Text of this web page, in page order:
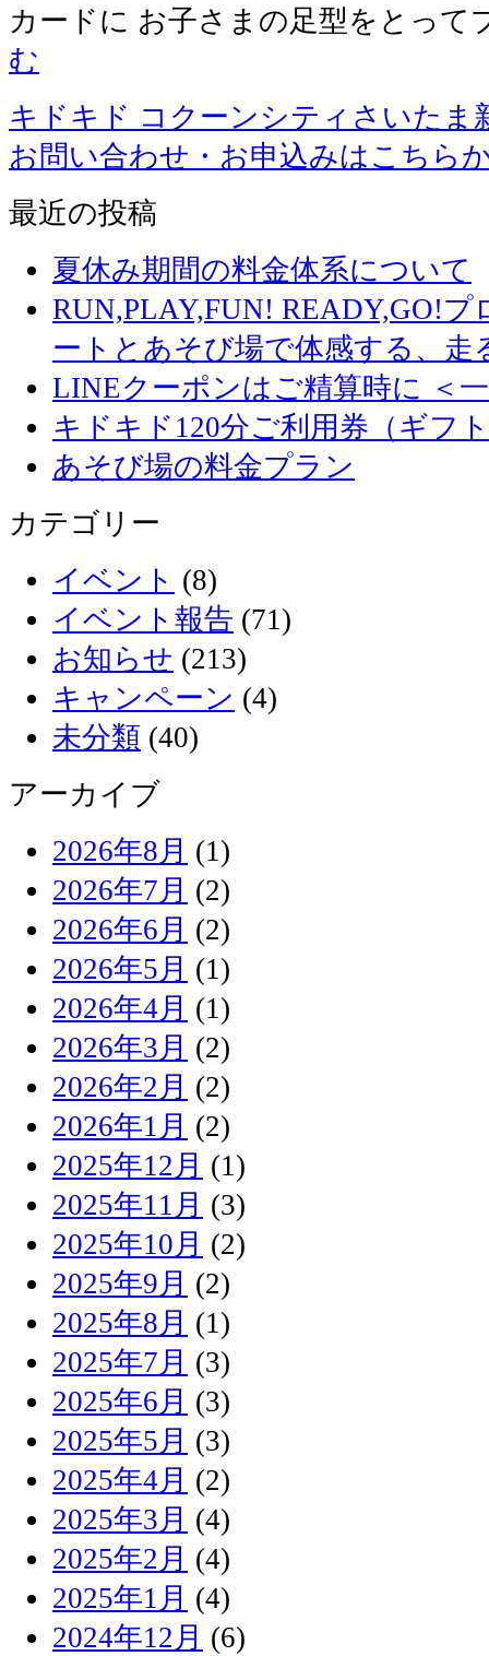
カードに お子さまの足型をとっ
む
キドキド コクーンシティさいたま
お問い合わせ・お申込みはこちら
最近の投稿
夏休み期間の料金体系について
RUN,PLAY,FUN! READY,GO!
ートとあそび場で体感する、走
LINEクーポンはご精算時に ＜
キドキド120分ご利用券（ギフ
あそび場の料金プラン
カテゴリー
イベント (8)
イベント報告 (71)
お知らせ (213)
キャンペーン (4)
未分類 (40)
アーカイブ
2026年8月 (1)
2026年7月 (2)
2026年6月 (2)
2026年5月 (1)
2026年4月 (1)
2026年3月 (2)
2026年2月 (2)
2026年1月 (2)
2025年12月 (1)
2025年11月 (3)
2025年10月 (2)
2025年9月 (2)
2025年8月 (1)
2025年7月 (3)
2025年6月 (3)
2025年5月 (3)
2025年4月 (2)
2025年3月 (4)
2025年2月 (4)
2025年1月 (4)
2024年12月 (6)